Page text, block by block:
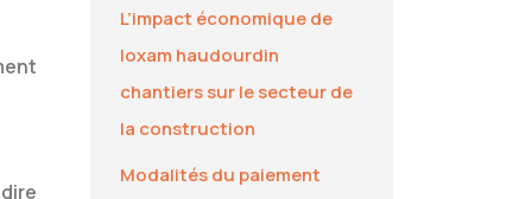
L’impact économique de
loxam haudourdin
chantiers sur le secteur de
la construction
Modalités du paiement